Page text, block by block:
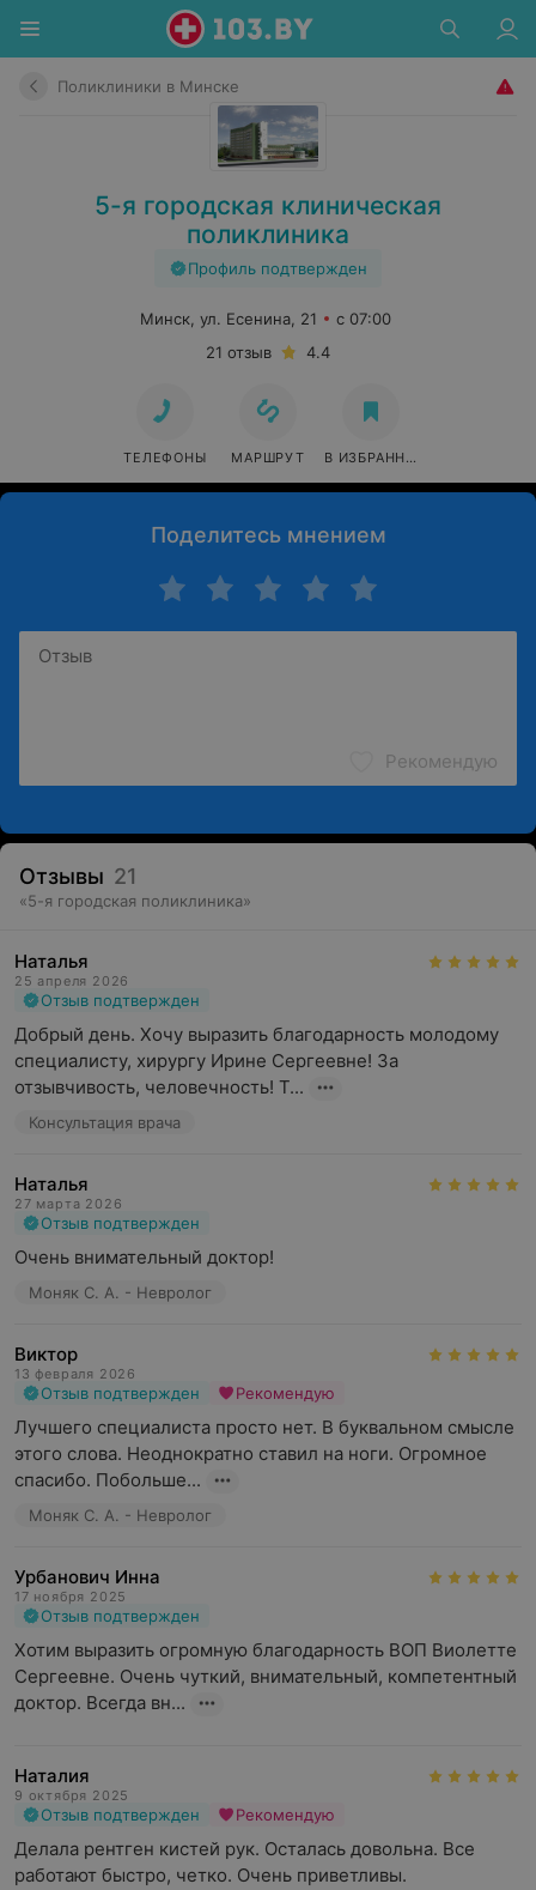
Поликлиники в Минске
5-я городская клиническая
поликлиника
Профиль подтвержден
Минск, ул. Есенина, 21
с 07:00
21 отзыв
4.4
ТЕЛЕФОНЫ МАРШРУТ В ИЗБРАННОЕ
Поделитесь мнением
Рекомендую
Отзывы 21
«5-я городская поликлиника»
Наталья
25 апреля 2026
Отзыв подтвержден
Добрый день. Хочу выразить благодарность молодому
специалисту, хирургу Ирине Сергеевне! За
отзывчивость, человечность! Т...
Консультация врача
Наталья
27 марта 2026
Отзыв подтвержден
Очень внимательный доктор!
Моняк С. А. - Невролог
Виктор
13 февраля 2026
Отзыв подтвержден Рекомендую
Лучшего специалиста просто нет. В буквальном смысле
этого слова. Неоднократно ставил на ноги. Огромное
спасибо. Побольше...
Моняк С. А. - Невролог
Урбанович Инна
17 ноября 2025
Отзыв подтвержден
Хотим выразить огромную благодарность ВОП Виолетте
Сергеевне. Очень чуткий, внимательный, компетентный
доктор. Всегда вн...
Наталия
9 октября 2025
Отзыв подтвержден Рекомендую
Делала рентген кистей рук. Осталась довольна. Все
работают быстро, четко. Очень приветливы.